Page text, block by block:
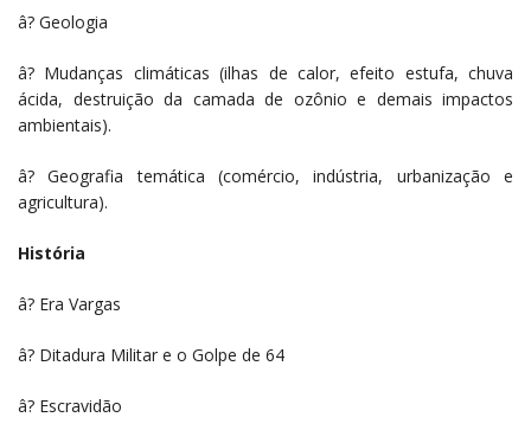
â? Geologia
â? Mudanças climáticas (ilhas de calor, efeito estufa, chuva
ácida, destruição da camada de ozônio e demais impactos
ambientais).
â? Geografia temática (comércio, indústria, urbanização e
agricultura).
História
â? Era Vargas
â? Ditadura Militar e o Golpe de 64
â? Escravidão